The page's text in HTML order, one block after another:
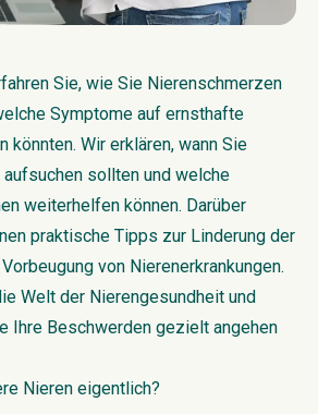
Sie, wie Sie Nierenschmerzen
Symptome auf ernsthafte
könnten. Wir erklären, wann Sie
sollten und welche
weiterhelfen können. Darüber
praktische Tipps zur Linderung der
von Nierenerkrankungen.
Welt der Nierengesundheit und
Ihre Beschwerden gezielt angehen
Nieren eigentlich?